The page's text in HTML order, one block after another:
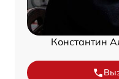
Константин